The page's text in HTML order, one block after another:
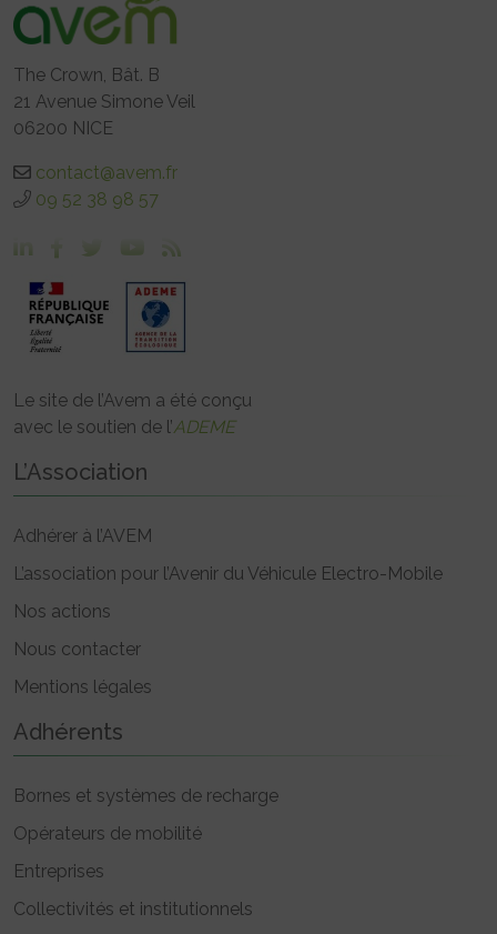
The Crown, Bât. B
21 Avenue Simone Veil
06200 NICE
contact@avem.fr
09 52 38 98 57
Le site de l’Avem a été conçu
avec le soutien de l’ADEME
L’Association
Adhérer à l’AVEM
L’association pour l’Avenir du Véhicule Electro-Mobile
Nos actions
Nous contacter
Mentions légales
Adhérents
Bornes et systèmes de recharge
Opérateurs de mobilité
Entreprises
Collectivités et institutionnels